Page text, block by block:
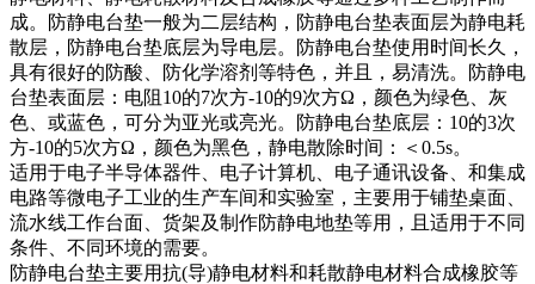
成。防静电台垫一般为二层结构，防静电台垫表面层为静电耗
散层，防静电台垫底层为导电层。防静电台垫使用时间长久，
具有很好的防酸、防化学溶剂等特色，并且，易清洗。防静电
台垫表面层：电阻10的7次方-10的9次方Ω，颜色为绿色、灰
色、或蓝色，可分为亚光或亮光。防静电台垫底层：10的3次
方-10的5次方Ω，颜色为黑色，静电散除时间：＜0.5s。
适用于电子半导体器件、电子计算机、电子通讯设备、和集成
电路等微电子工业的生产车间和实验室，主要用于铺垫桌面、
流水线工作台面、货架及制作防静电地垫等用，且适用于不同
条件、不同环境的需要。
防静电台垫主要用抗(导)静电材料和耗散静电材料合成橡胶等